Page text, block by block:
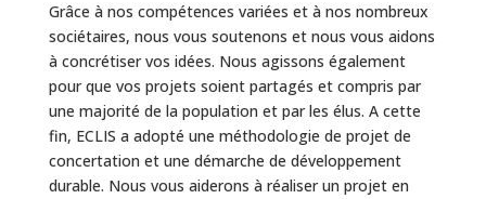
Grâce à nos compétences variées et à nos nombreux
sociétaires, nous vous soutenons et nous vous aidons
à concrétiser vos idées. Nous agissons également
pour que vos projets soient partagés et compris par
une majorité de la population et par les élus. A cette
fin, ECLIS a adopté une méthodologie de projet de
concertation et une démarche de développement
durable. Nous vous aiderons à réaliser un projet en